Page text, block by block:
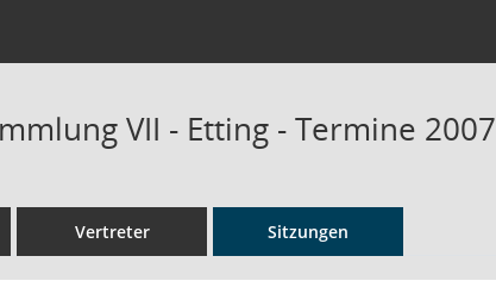
VII - Etting - Termine 2007
Vertreter Sitzungen